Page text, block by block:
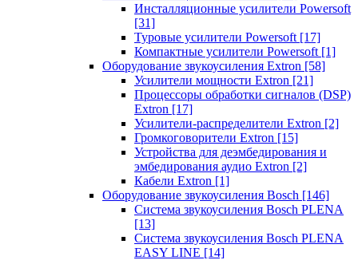
Инсталляционные усилители Powersoft
[31]
Туровые усилители Powersoft [17]
Компактные усилители Powersoft [1]
Оборудование звукоусиления Extron [58]
Усилители мощности Extron [21]
Процессоры обработки сигналов (DSP)
Extron [17]
Усилители-распределители Extron [2]
Громкоговорители Extron [15]
Устройства для деэмбедирования и
эмбедирования аудио Extron [2]
Кабели Extron [1]
Оборудование звукоусиления Bosch [146]
Система звукоусиления Bosch PLENA
[13]
Система звукоусиления Bosch PLENA
EASY LINE [14]